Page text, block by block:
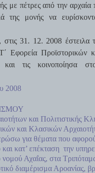
με πέτρες από την αρχαία
της μονής να
31. 12. 2008 έστειλα
Εφορεία Προϊστορικών
και τις κοινοποίησα
2008
και Πολιτιστικής
και Κλασικών
για θέματα που
κατ’ επέκταση την
Αχαΐας, στα
διαμέρισμα Αροανίας,